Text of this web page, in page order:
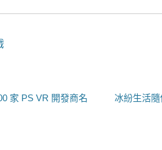
家 PS VR 開發商名
冰紛生活